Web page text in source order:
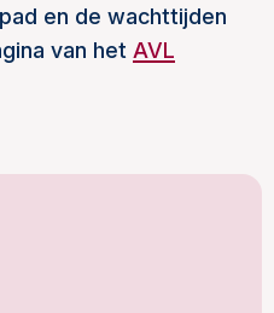
en de wachttijden
van het AVL